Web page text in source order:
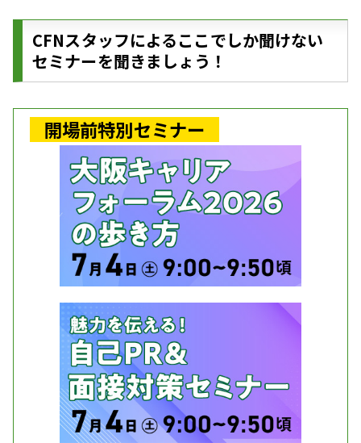
CFNスタッフによるここでしか聞けない
セミナーを聞きましょう！
開場前特別セミナー